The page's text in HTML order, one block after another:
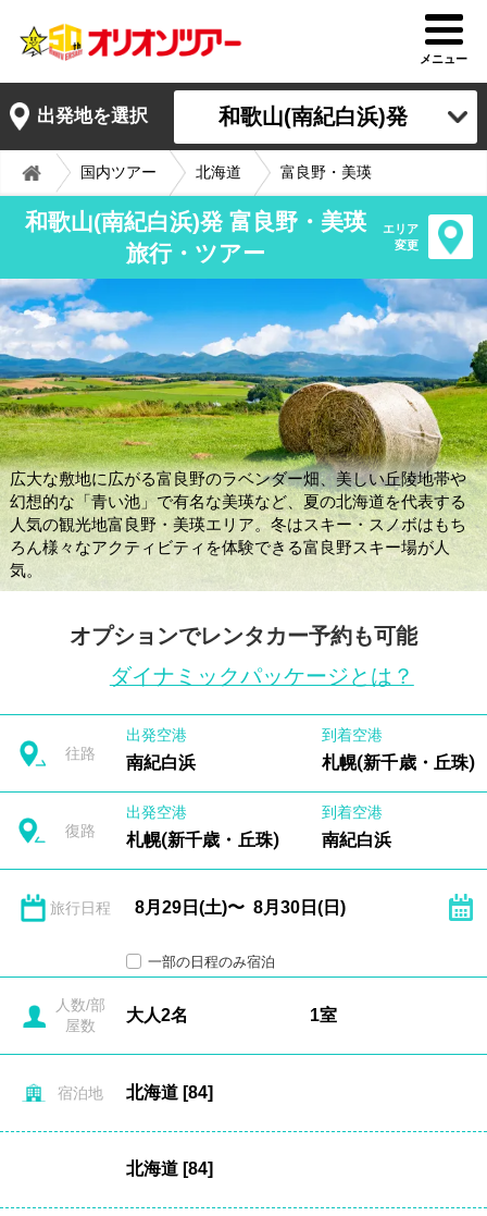
メニュー
出発地を選択 和歌山(南紀白浜)発
国内ツアー 北海道 富良野・美瑛
和歌山(南紀白浜)発 富良野・美瑛
旅行・ツアー
エリア
変更
広大な敷地に広がる富良野のラベンダー畑、美しい丘陵地帯や
幻想的な「青い池」で有名な美瑛など、夏の北海道を代表する
人気の観光地富良野・美瑛エリア。冬はスキー・スノボはもち
ろん様々なアクティビティを体験できる富良野スキー場が人
気。
オプションでレンタカー予約も可能
ダイナミックパッケージとは？
往路
出発空港
南紀白浜
到着空港
札幌(新千歳・丘珠)
復路
出発空港
札幌(新千歳・丘珠)
到着空港
南紀白浜
旅行日程
一部の日程のみ宿泊
人数/部
屋数
宿泊地